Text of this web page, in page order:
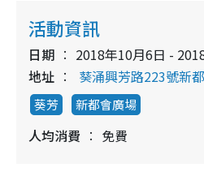
活動資訊
日期
2018年10月6日 -
地址
葵涌興芳路223號新
葵芳 新都會廣場
人均消費 免費